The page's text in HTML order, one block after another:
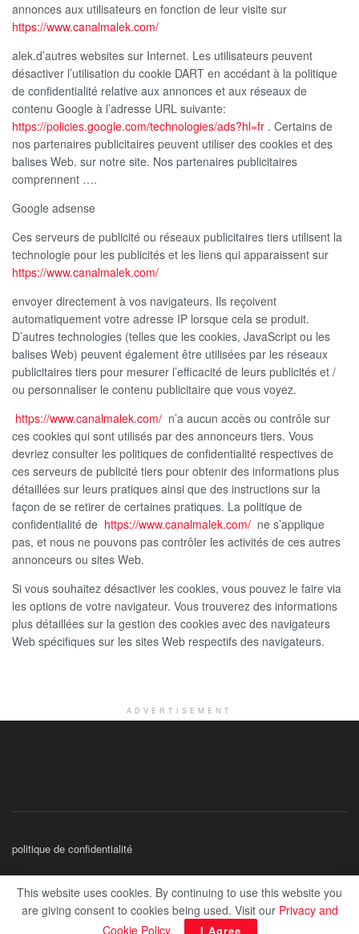
annonces aux utilisateurs en fonction de leur visite sur
https://www.canalmalek.com/
alek.d’autres websites sur Internet. Les utilisateurs peuvent
désactiver l’utilisation du cookie DART en accédant à la politique
de confidentialité relative aux annonces et aux réseaux de
contenu Google à l’adresse URL suivante:
https://policies.google.com/technologies/ads?hl=fr . Certains de
nos partenaires publicitaires peuvent utiliser des cookies et des
balises Web. sur notre site. Nos partenaires publicitaires
comprennent ….
Google adsense
Ces serveurs de publicité ou réseaux publicitaires tiers utilisent la
technologie pour les publicités et les liens qui apparaissent sur
https://www.canalmalek.com/
envoyer directement à vos navigateurs. Ils reçoivent
automatiquement votre adresse IP lorsque cela se produit.
D’autres technologies (telles que les cookies, JavaScript ou les
balises Web) peuvent également être utilisées par les réseaux
publicitaires tiers pour mesurer l’efficacité de leurs publicités et /
ou personnaliser le contenu publicitaire que vous voyez.
https://www.canalmalek.com/ n’a aucun accès ou contrôle sur
ces cookies qui sont utilisés par des annonceurs tiers. Vous
devriez consulter les politiques de confidentialité respectives de
ces serveurs de publicité tiers pour obtenir des informations plus
détaillées sur leurs pratiques ainsi que des instructions sur la
façon de se retirer de certaines pratiques. La politique de
confidentialité de https://www.canalmalek.com/ ne s’applique
pas, et nous ne pouvons pas contrôler les activités de ces autres
annonceurs ou sites Web.
Si vous souhaitez désactiver les cookies, vous pouvez le faire via
les options de votre navigateur. Vous trouverez des informations
plus détaillées sur la gestion des cookies avec des navigateurs
Web spécifiques sur les sites Web respectifs des navigateurs.
ADVERTISEMENT
politique de confidentialité
© 2026 Tout Droit réservé à Canalmalek
This website uses cookies. By continuing to use this website you
are giving consent to cookies being used. Visit our Privacy and
Cookie Policy. I Agree
', enable_page_level_ads: true, vignettes: {google_ad_channel: '